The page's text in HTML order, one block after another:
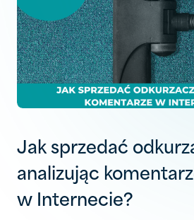
Jak sprzedać
analizując
w Internecie?